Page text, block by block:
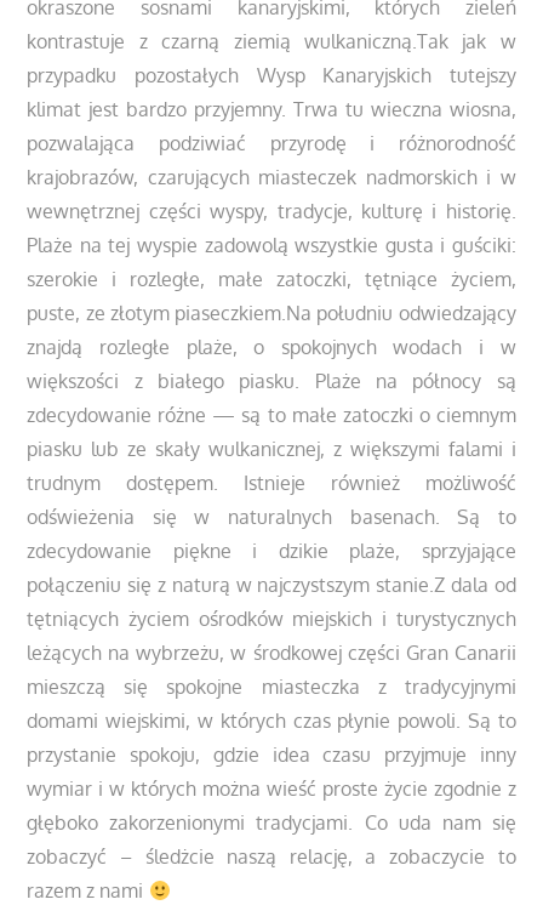
okraszone sosnami kanaryjskimi, których zieleń
kontrastuje z czarną ziemią wulkaniczną.Tak jak w
przypadku pozostałych Wysp Kanaryjskich tutejszy
klimat jest bardzo przyjemny. Trwa tu wieczna wiosna,
pozwalająca podziwiać przyrodę i różnorodność
krajobrazów, czarujących miasteczek nadmorskich i w
wewnętrznej części wyspy, tradycje, kulturę i historię.
Plaże na tej wyspie zadowolą wszystkie gusta i guściki:
szerokie i rozległe, małe zatoczki, tętniące życiem,
puste, ze złotym piaseczkiem.Na południu odwiedzający
znajdą rozległe plaże, o spokojnych wodach i w
większości z białego piasku. Plaże na północy są
zdecydowanie różne — są to małe zatoczki o ciemnym
piasku lub ze skały wulkanicznej, z większymi falami i
trudnym dostępem. Istnieje również możliwość
odświeżenia się w naturalnych basenach. Są to
zdecydowanie piękne i dzikie plaże, sprzyjające
połączeniu się z naturą w najczystszym stanie.Z dala od
tętniących życiem ośrodków miejskich i turystycznych
leżących na wybrzeżu, w środkowej części Gran Canarii
mieszczą się spokojne miasteczka z tradycyjnymi
domami wiejskimi, w których czas płynie powoli. Są to
przystanie spokoju, gdzie idea czasu przyjmuje inny
wymiar i w których można wieść proste życie zgodnie z
głęboko zakorzenionymi tradycjami. Co uda nam się
zobaczyć – śledżcie naszą relację, a zobaczycie to
razem z nami